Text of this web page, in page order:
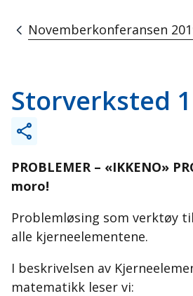
Navigasjonssti
Novemberkonferansen
Storverksted 1
PROBLEMER – «IKKENO»
moro!
Problemløsing som verktøy
alle kjerneelementene.
I beskrivelsen av
matematikk leser vi: